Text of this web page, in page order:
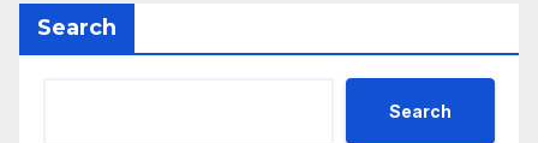
Search
Search